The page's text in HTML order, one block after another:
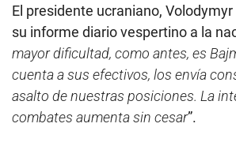
El presidente ucraniano,
su informe diario vespertino a la
mayor dificultad, como antes, es
cuenta a sus efectivos, los envía
asalto de nuestras posiciones. La
combates aumenta sin cesar”.